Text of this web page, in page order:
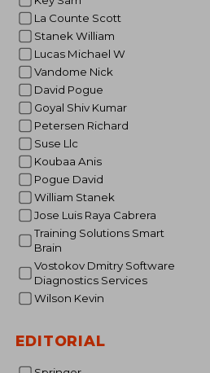
La Counte Scott
Stanek William
Lucas Michael W
Vandome Nick
David Pogue
Goyal Shiv Kumar
Petersen Richard
Suse Llc
Koubaa Anis
Pogue David
William Stanek
Jose Luis Raya Cabrera
Training Solutions Smart
Brain
Vostokov Dmitry Software
Diagnostics Services
Wilson Kevin
EDITORIAL